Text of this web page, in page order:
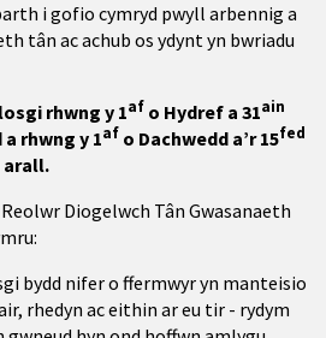
i gofio cymryd pwyll arbennig a
tân ac achub os ydynt yn bwriadu
rhwng y 1af o Hydref a 31ain
rhwng y 1af o Dachwedd a’r 15fed
arall.
Diogelwch Tân Gwasanaeth
bydd nifer o ffermwyr yn manteisio
rhedyn ac eithin ar eu tir - rydym